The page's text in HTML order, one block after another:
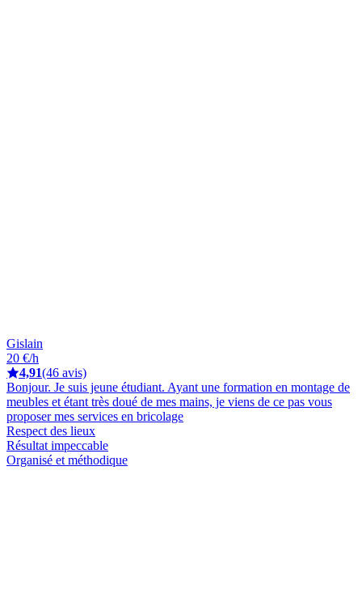
Gislain
20 €/h
4,91(46 avis)
Bonjour. Je suis jeune étudiant. Ayant une formation en montage de
meubles et étant très doué de mes mains, je viens de ce pas vous
proposer mes services en bricolage
Respect des lieux
Résultat impeccable
Organisé et méthodique